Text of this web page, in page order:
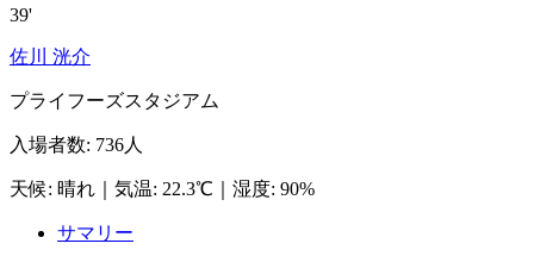
39'
佐川 洸介
プライフーズスタジアム
入場者数: 736人
天候: 晴れ 気温: 22.3℃ 湿度: 90%
サマリー